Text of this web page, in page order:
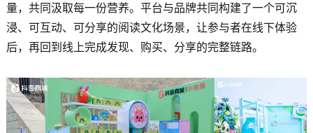
量，共同汲取每一份营养。平台与品牌共同构建了一个可沉
浸、可互动、可分享的阅读文化场景，让参与者在线下体验
后，再回到线上完成发现、购买、分享的完整链路。